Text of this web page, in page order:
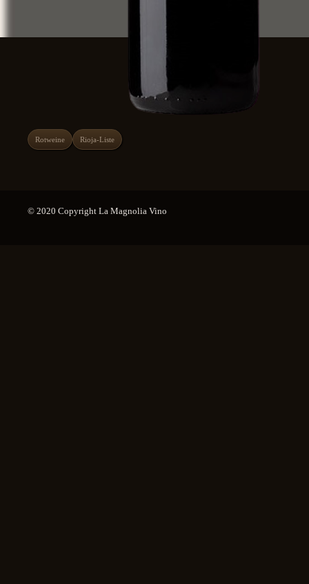
Rotweine Rioja-Liste
© 2020 Copyright La Magnolia Vino